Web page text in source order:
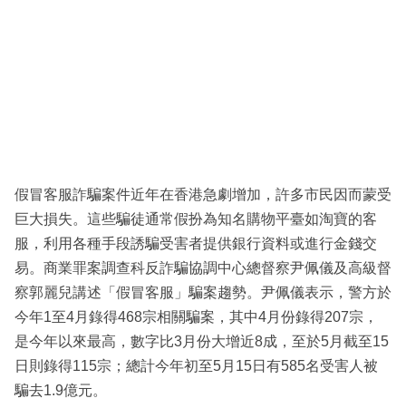
區
假冒客服詐騙案件近年在香港急劇增加，許多市民因而蒙受
巨大損失。這些騙徒通常假扮為知名購物平臺如淘寶的客
服，利用各種手段誘騙受害者提供銀行資料或進行金錢交
易。商業罪案調查科反詐騙協調中心總督察尹佩儀及高級督
察郭麗兒講述「假冒客服」騙案趨勢。尹佩儀表示，警方於
今年1至4月錄得468宗相關騙案，其中4月份錄得207宗，
是今年以來最高，數字比3月份大增近8成，至於5月截至15
日則錄得115宗；總計今年初至5月15日有585名受害人被
騙去1.9億元。